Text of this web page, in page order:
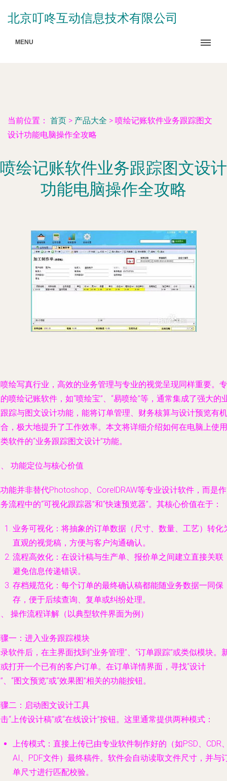
北京叮咚互动信息技术有限公司
MENU
当前位置： 首页 > 产品大全 > 喷绘记账软件业务跟踪图文
设计功能电脑操作全攻略
喷绘记账软件业务跟踪图文设计
功能电脑操作全攻略
绘写真行业，高效的业务管理与专业的视觉呈现同样重要。专
喷绘记账软件，如“喷绘宝”、“易喷绘”等，通常集成了强大的
踪与图文设计功能，能将订单管理、财务核算与设计预览有机
，极大地提升了工作效率。本文将详细介绍如何在电脑上使用
软件的“业务跟踪图文设计”功能。
功能定位与核心价值
能并非替代Photoshop、CorelDRAW等专业设计软件，而是
流程中的“可视化跟踪器”和“快速预览器”。其核心价值在于：
业务可视化 ：将抽象的订单数据（尺寸、数量、工艺）转化
直观的视觉稿，方便与客户沟通确认。
流程高效化 ：在设计稿与生产单、报价单之间建立直接关联
避免信息传递错误。
存档规范化 ：每个订单的最终确认稿都能随业务数据一同保
存，便于后续查询、复单或纠纷处理。
操作流程详解（以典型软件界面为例）
一：进入业务跟踪模块
软件后，在主界面找到“业务管理”、“订单跟踪”或类似模块。
打开一个已有的客户订单。在订单详情界面，寻找“设计
、“图文预览”或“效果图”相关的功能按钮。
二：启动图文设计工具
“上传设计稿”或“在线设计”按钮。这里通常提供两种模式：
上传模式 ：直接上传已由专业软件制作好的（如PSD、CDR
AI、PDF文件）最终稿件。软件会自动读取文件尺寸，并与
单尺寸进行匹配校验。